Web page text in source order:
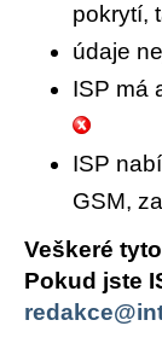
pokrytí,
údaje
ISP má
ISP
GSM,
Veškeré
Pokud jste